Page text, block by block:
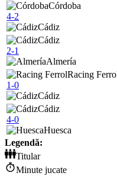
Córdoba
4-2
Cádiz
Cádiz
2-1
Almería
Racing
1-0
Cádiz
Cádiz
4-0
Huesca
Legendă:
Titular
Minute jucate